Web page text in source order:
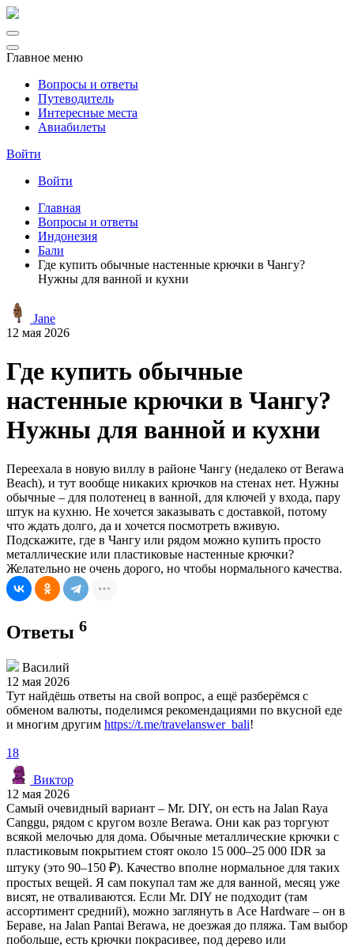
Главное меню
Вопросы и ответы
Путеводитель
Интересные места
Авиабилеты
Войти
Войти
Главная
Вопросы и ответы
Индонезия
Бали
Где купить обычные настенные крючки в Чангу?
Нужны для ванной и кухни
Jane
12 мая 2026
Где купить обычные
настенные крючки в Чангу?
Нужны для ванной и кухни
Переехала в новую виллу в районе Чангу (недалеко от Berawa
Beach), и тут вообще никаких крючков на стенах нет. Нужны
обычные – для полотенец в ванной, для ключей у входа, пару
штук на кухню. Не хочется заказывать с доставкой, потому
что ждать долго, да и хочется посмотреть вживую.
Подскажите, где в Чангу или рядом можно купить просто
металлические или пластиковые настенные крючки?
Желательно не очень дорого, но чтобы нормального качества.
Ответы 6
Василий
12 мая 2026
Тут найдёшь ответы на свой вопрос, а ещё разберёмся с
обменом валюты, поделимся рекомендациями по вкусной еде
и многим другим https://t.me/travelanswer_bali!
18
Виктор
12 мая 2026
Самый очевидный вариант – Mr. DIY, он есть на Jalan Raya
Canggu, рядом с кругом возле Berawa. Они как раз торгуют
всякой мелочью для дома. Обычные металлические крючки с
пластиковым покрытием стоят около 15 000–25 000 IDR за
штуку (это 90–150 ₽). Качество вполне нормальное для таких
простых вещей. Я сам покупал там же для ванной, месяц уже
висят, не отваливаются. Если Mr. DIY не подходит (там
ассортимент средний), можно заглянуть в Ace Hardware – он в
Бераве, на Jalan Pantai Berawa, не доезжая до пляжа. Там выбор
побольше, есть крючки покрасивее, под дерево или